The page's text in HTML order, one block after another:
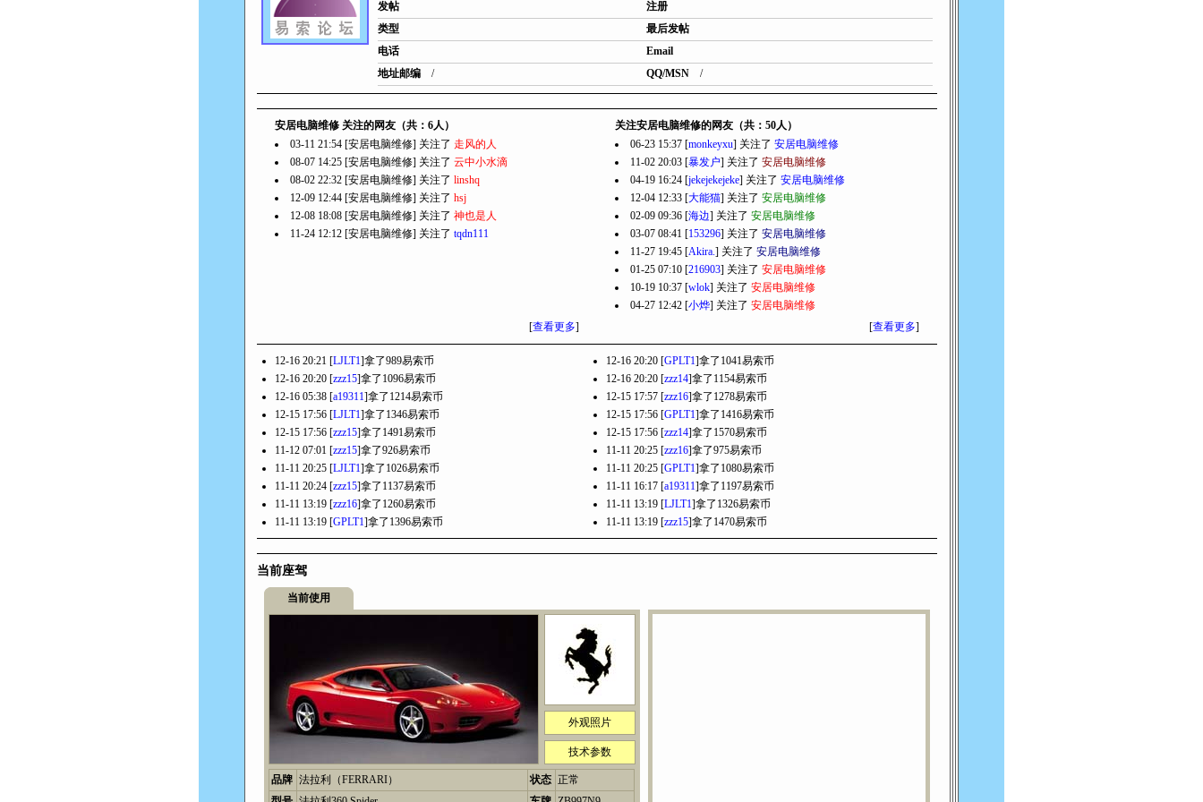
发帖
注册
类型
最后发帖
电话
Email
地址邮编
/ QQ/MSN /
安居电脑维修 关注的网友（共：6人）
03-11 21:54 [安居电脑维修] 关注了 走风的人
08-07 14:25 [安居电脑维修] 关注了 云中小水滴
08-02 22:32 [安居电脑维修] 关注了 linshq
12-09 12:44 [安居电脑维修] 关注了 hsj
12-08 18:08 [安居电脑维修] 关注了 神也是人
11-24 12:12 [安居电脑维修] 关注了 tqdn111
[查看更多]
关注安居电脑维修的网友（共：50人）
06-23 15:37 [monkeyxu] 关注了 安居电脑维修
11-02 20:03 [暴发户] 关注了 安居电脑维修
04-19 16:24 [jekejekejeke] 关注了 安居电脑维修
12-04 12:33 [大能猫] 关注了 安居电脑维修
02-09 09:36 [海边] 关注了 安居电脑维修
03-07 08:41 [153296] 关注了 安居电脑维修
11-27 19:45 [Akira.] 关注了 安居电脑维修
01-25 07:10 [216903] 关注了 安居电脑维修
10-19 10:37 [wlok] 关注了 安居电脑维修
04-27 12:42 [小烨] 关注了 安居电脑维修
[查看更多]
12-16 20:21 [LJLT1]拿了989易索币 12-16 20:20 [GPLT1]拿了1041易索币
12-16 20:20 [zzz15]拿了1096易索币 12-16 20:20 [zzz14]拿了1154易索币
12-16 05:38 [a19311]拿了1214易索币 12-15 17:57 [zzz16]拿了1278易索币
12-15 17:56 [LJLT1]拿了1346易索币 12-15 17:56 [GPLT1]拿了1416易索币
12-15 17:56 [zzz15]拿了1491易索币 12-15 17:56 [zzz14]拿了1570易索币
11-12 07:01 [zzz15]拿了926易索币 11-11 20:25 [zzz16]拿了975易索币
11-11 20:25 [LJLT1]拿了1026易索币 11-11 20:25 [GPLT1]拿了1080易索币
11-11 20:24 [zzz15]拿了1137易索币 11-11 16:17 [a19311]拿了1197易索币
11-11 13:19 [zzz16]拿了1260易索币 11-11 13:19 [LJLT1]拿了1326易索币
11-11 13:19 [GPLT1]拿了1396易索币 11-11 13:19 [zzz15]拿了1470易索币
当前座驾
当前使用
外观照片
技术参数
品牌 法拉利（FERRARI） 状态 正常